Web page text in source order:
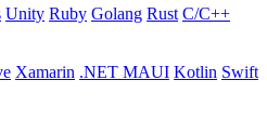
Unity Ruby Golang Rust C/C++
Xamarin .NET MAUI Kotlin Swift